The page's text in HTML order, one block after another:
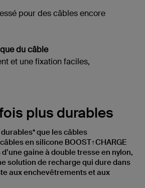
pour des câbles encore
du câble
et une fixation faciles,
plus durables
que les câbles
en silicone BOOST↑CHARGE
gaine à double tresse en nylon,
solution de recharge qui dure dans
aux enchevêtrements et aux